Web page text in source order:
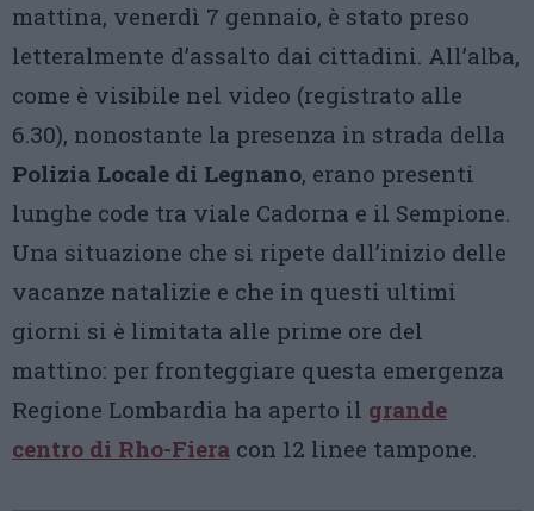
mattina, venerdì 7 gennaio, è stato preso
letteralmente d’assalto dai cittadini. All’alba,
come è visibile nel video (registrato alle
6.30), nonostante la presenza in strada della
Polizia Locale di Legnano, erano presenti
lunghe code tra viale Cadorna e il Sempione.
Una situazione che si ripete dall’inizio delle
vacanze natalizie e che in questi ultimi
giorni si è limitata alle prime ore del
mattino: per fronteggiare questa emergenza
Regione Lombardia ha aperto il grande
centro di Rho-Fiera con 12 linee tampone.